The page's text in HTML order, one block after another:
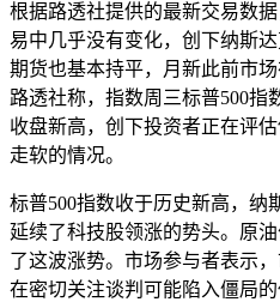
根据路透社提供的最新交易数
易中几乎没有变化，创下纳斯
期货也基本持平，月新此前市
路透社称，指数周三标普500指
收盘新高，创下投资者正在评
走软的情况。
标普500指数收于历史新高，纳
延续了科技股领涨的势头。原
了这波涨势。市场参与者表示
在密切关注谈判可能陷入僵局的